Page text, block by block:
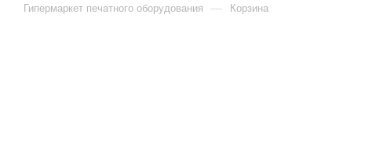
Гипермаркет печатного оборудования — Корзина